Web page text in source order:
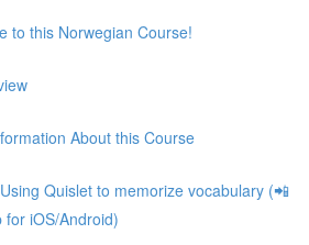
to this Norwegian Course!
About this Course
Quislet to memorize vocabulary (📲
for iOS/Android)